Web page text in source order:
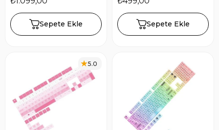
Sepete Ekle Sepete Ekle
5.0